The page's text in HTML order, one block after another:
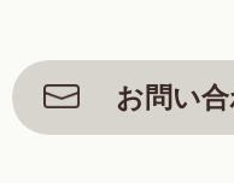
お問い